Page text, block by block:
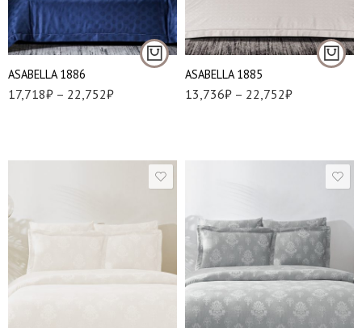
АSABELLA 1886
17,718₽ – 22,752₽
Евро
Семейный
АSABELLA 1885
13,736₽ – 22,752₽
Семейный